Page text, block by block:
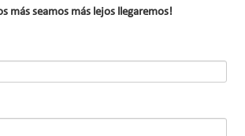
de refrigeración
DESTACADAS
a
boletines
más seamos más lejos llegaremos!